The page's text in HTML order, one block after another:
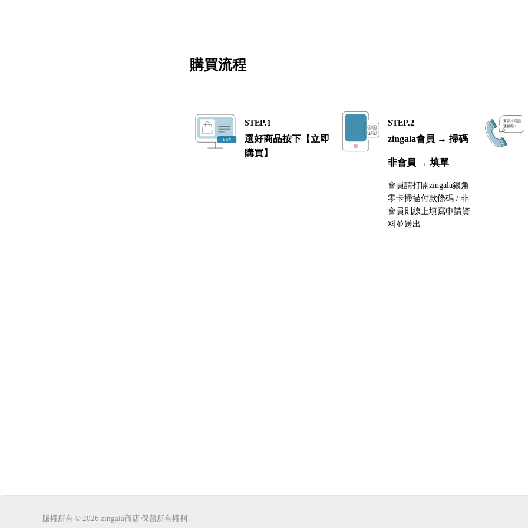
購買流程
STEP.1
選好商品按下【立即
購買】
STEP.2
zingala會員 → 掃碼
非會員 → 填單
會員請打開zingala銀角
零卡掃描付款條碼 / 非
會員則線上填寫申請資
料並送出
版權所有 © 2026 zingala商店 保留所有權利